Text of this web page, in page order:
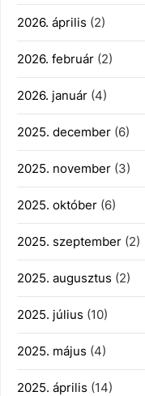
2026. április (2)
2026. február (2)
2026. január (4)
2025. december (6)
2025. november (3)
2025. október (6)
2025. szeptember (2)
2025. augusztus (2)
2025. július (10)
2025. május (4)
2025. április (14)